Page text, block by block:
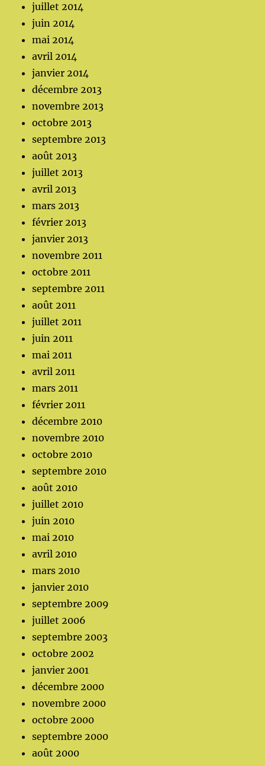
juillet 2014
juin 2014
mai 2014
avril 2014
janvier 2014
décembre 2013
novembre 2013
octobre 2013
septembre 2013
août 2013
juillet 2013
avril 2013
mars 2013
février 2013
janvier 2013
novembre 2011
octobre 2011
septembre 2011
août 2011
juillet 2011
juin 2011
mai 2011
avril 2011
mars 2011
février 2011
décembre 2010
novembre 2010
octobre 2010
septembre 2010
août 2010
juillet 2010
juin 2010
mai 2010
avril 2010
mars 2010
janvier 2010
septembre 2009
juillet 2006
septembre 2003
octobre 2002
janvier 2001
décembre 2000
novembre 2000
octobre 2000
septembre 2000
août 2000